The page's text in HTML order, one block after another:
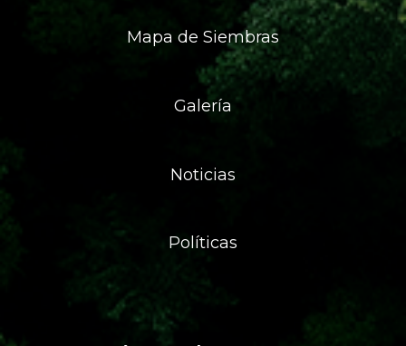
Mapa de Siembras
Galería
Noticias
Políticas